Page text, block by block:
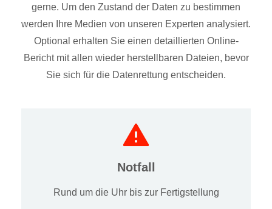
gerne. Um den Zustand der Daten zu bestimmen
werden Ihre Medien von unseren Experten analysiert.
Optional erhalten Sie einen detaillierten Online-
Bericht mit allen wieder herstellbaren Dateien, bevor
Sie sich für die Datenrettung entscheiden.
Notfall
Rund um die Uhr bis zur Fertigstellung